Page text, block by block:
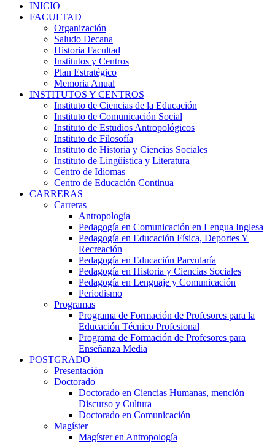
INICIO
FACULTAD
Organización
Saludo Decana
Historia Facultad
Institutos y Centros
Plan Estratégico
Memoria Anual
INSTITUTOS Y CENTROS
Instituto de Ciencias de la Educación
Instituto de Comunicación Social
Instituto de Estudios Antropológicos
Instituto de Filosofía
Instituto de Historia y Ciencias Sociales
Instituto de Lingüística y Literatura
Centro de Idiomas
Centro de Educación Continua
CARRERAS
Carreras
Antropología
Pedagogía en Comunicación en Lengua Inglesa
Pedagogía en Educación Física, Deportes Y
Recreación
Pedagogía en Educación Parvularía
Pedagogía en Historia y Ciencias Sociales
Pedagogía en Lenguaje y Comunicación
Periodismo
Programas
Programa de Formación de Profesores para la
Educación Técnico Profesional
Programa de Formación de Profesores para
Enseñanza Media
POSTGRADO
Presentación
Doctorado
Doctorado en Ciencias Humanas, mención
Discurso y Cultura
Doctorado en Comunicación
Magíster
Magíster en Antropología